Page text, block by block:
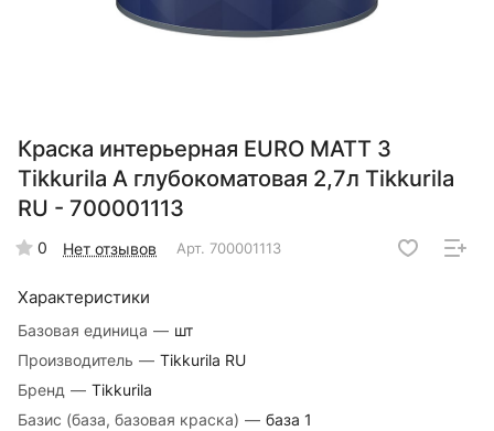
Краска интерьерная EURO MATT 3
Tikkurila A глубокоматовая 2,7л Tikkurila
RU - 700001113
0 Нет отзывов Арт. 700001113
Характеристики
Базовая единица — шт
Производитель — Tikkurila RU
Бренд — Tikkurila
Базис (база, базовая краска) — база 1